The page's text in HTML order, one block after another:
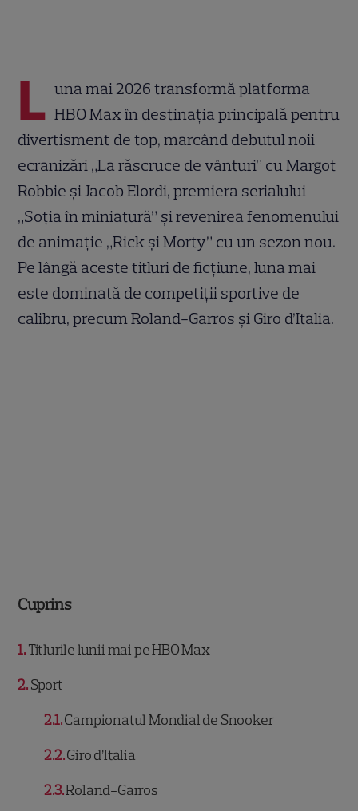
L una mai 2026 transformă platforma
HBO Max în destinația principală pentru
divertisment de top, marcând debutul noii
ecranizări „La răscruce de vânturi” cu Margot
Robbie și Jacob Elordi, premiera serialului
„Soția în miniatură” și revenirea fenomenului
de animație „Rick și Morty” cu un sezon nou.
Pe lângă aceste titluri de ficțiune, luna mai
este dominată de competiții sportive de
calibru, precum Roland-Garros și Giro d’Italia.
Cuprins
1 Titlurile lunii mai pe HBO Max
2 Sport
2.1Campionatul Mondial de Snooker
2.2Giro d’Italia
2.3Roland-Garros